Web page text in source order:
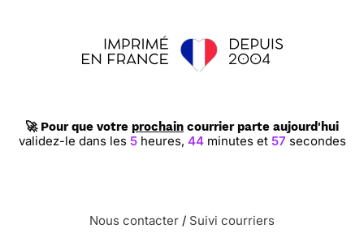
🚀 Pour que votre prochain courrier parte aujourd'hui
validez-le dans les 5heures, 44minutes et 56 secondes
Nous contacter / Suivi courriers